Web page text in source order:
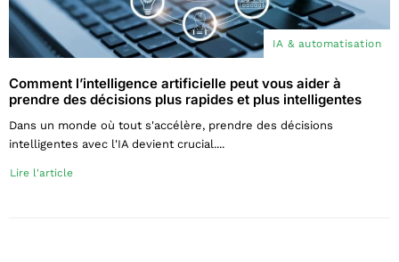
IA & automatisation
Comment l’intelligence artificielle peut vous aider à
prendre des décisions plus rapides et plus intelligentes
Dans un monde où tout s'accélère, prendre des décisions
intelligentes avec l'IA devient crucial....
Lire l'article